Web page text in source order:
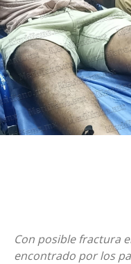
Con posible fractura
encontrado por los